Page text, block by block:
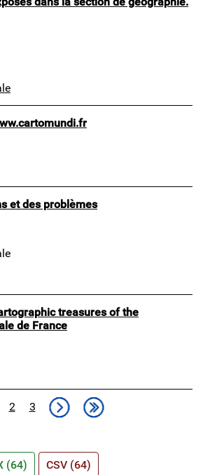
et des problèmes
treasures of the
de France
Page
2 Page
3 Page suivanteDernière page
(64) CSV (64)